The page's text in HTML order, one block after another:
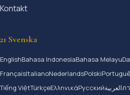
Kontakt
21 Svenska
EnglishBahasa IndonesiaBahasa Melayu
FrançaisItalianoNederlandsPolski
Tiếng ViệtTürkçeΕλληνικάРусскийالعربيةภ